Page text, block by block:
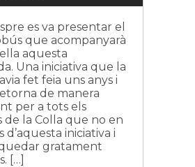
es va presentar el
que acompanyarà
aquesta
Una iniciativa que la
fet feia uns anys i
de manera
per a tots els
de la Colla que no en
d’aquesta iniciativa i
gratament
[…]